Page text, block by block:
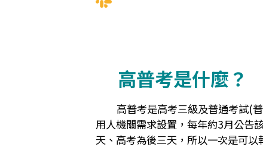
高普考是什麼？
高普考是高考三級及普通考試(
用人機關需求設置，每年約3月公告
天、高考為後三天，所以一次是可以